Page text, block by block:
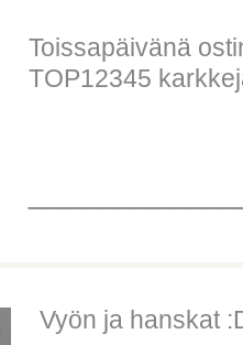
Toissapäivänä
TOP12345
Vyön ja hanskat